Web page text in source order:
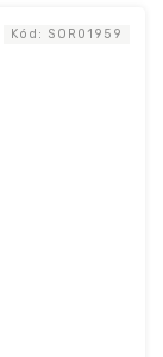
Kód: SOR01959